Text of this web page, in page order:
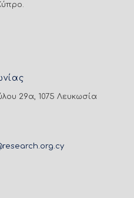
29α, 1075 Λευκωσία